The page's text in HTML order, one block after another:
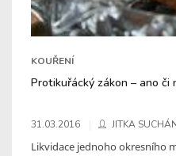
KOUŘENÍ
Protikuřácký zákon – ano či
31.03.2016 JITKA
Likvidace jednoho okresního